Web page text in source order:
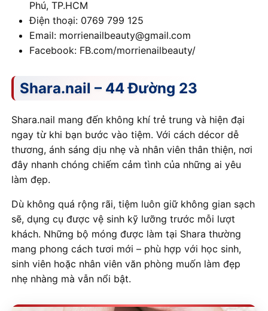
Phú, TP.HCM
Điện thoại: 0769 799 125
Email: morrienailbeauty@gmail.com
Facebook: FB.com/morrienailbeauty/
Shara.nail – 44 Đường 23
Shara.nail mang đến không khí trẻ trung và hiện đại
ngay từ khi bạn bước vào tiệm. Với cách décor dễ
thương, ánh sáng dịu nhẹ và nhân viên thân thiện, nơi
đây nhanh chóng chiếm cảm tình của những ai yêu
làm đẹp.
Dù không quá rộng rãi, tiệm luôn giữ không gian sạch
sẽ, dụng cụ được vệ sinh kỹ lưỡng trước mỗi lượt
khách. Những bộ móng được làm tại Shara thường
mang phong cách tươi mới – phù hợp với học sinh,
sinh viên hoặc nhân viên văn phòng muốn làm đẹp
nhẹ nhàng mà vẫn nổi bật.